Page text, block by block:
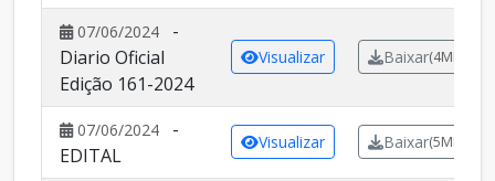
07/06/2024
-
Diario Oficial
Edição 161-2024
Visualizar Baixar(4MB)
07/06/2024
-
EDITAL
Visualizar Baixar(5MB)